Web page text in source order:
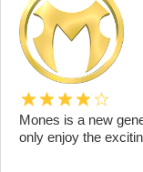
Mones is a new
only enjoy the